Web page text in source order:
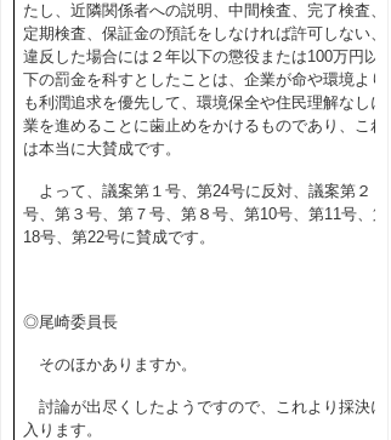
たし、近隣関係者への説明、中間検査、完了検査、
定期検査、保証金の預託をしなければ許可しない、
違反した場合には２年以下の懲役または100万円以
下の罰金を科すとしたことは、企業が命や環境より
も利潤追求を優先して、環境保全や住民理解なしに
業を進めることに歯止めをかけるものであり、これ
は本当に大賛成です。
よって、議案第１号、第24号に反対、議案第２
号、第３号、第７号、第８号、第10号、第11号、第
18号、第22号に賛成です。
◎尾崎委員長
そのほかありますか。
討論が出尽くしたようですので、これより採決に
入ります。